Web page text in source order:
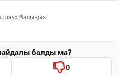
басыңыз
болды ма?
0